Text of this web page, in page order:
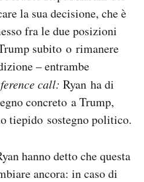
la sua decisione, che è
fra le due posizioni
subito o rimanere
– entrambe
call: Ryan ha di
concreto a Trump,
tiepido sostegno politico.
hanno detto che questa
ancora: in caso di